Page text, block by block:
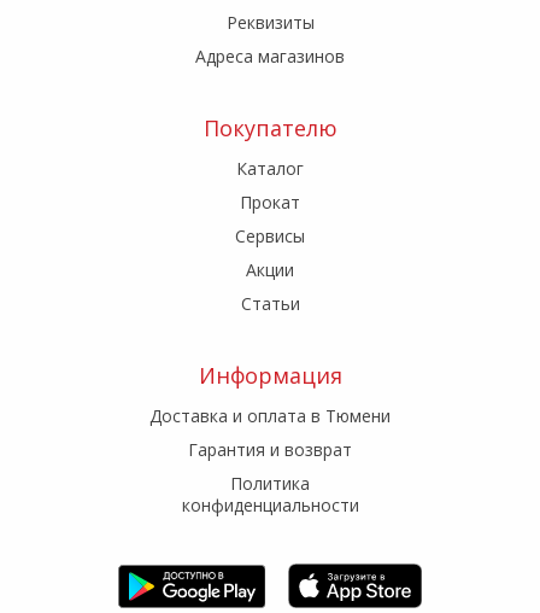
Реквизиты
Адреса магазинов
Покупателю
Каталог
Прокат
Сервисы
Акции
Статьи
Информация
Доставка и оплата в Тюмени
Гарантия и возврат
Политика
конфиденциальности